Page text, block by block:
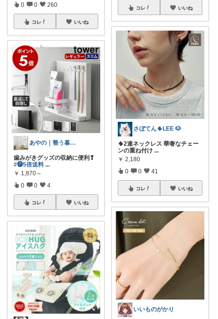
0 0 260
コレ いいね
あやの｜整う暮らしROOM
歯みがきグッズの収納に便利❢
#🅟5倍送料 ...
￥ 1,870～
0 0 4
コレ いいね
コレ いいね
さぼてん🌵LEE 🐶
🌵2連ネックレス 華奢なチェー
ンの重ね付け ...
￥ 2,180
0 0 41
コレ いいね
いいものがかり